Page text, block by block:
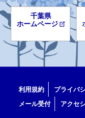
千葉県
ホームページ
利用規約 プライバ
メール受付
アクセ